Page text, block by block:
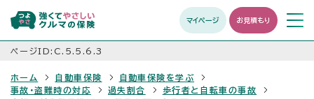
マイページ お見積もり メニュ
開く
ページID:C.5.5.6.3
ホーム 自動車保険
自動車保険を学ぶ
事故・盗難時の対応
過失割合
歩行者と自転車の事故